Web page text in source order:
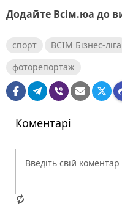
Додайте Всім.юа до
спорт ВСІМ Бізнес-ліга
фоторепортаж
Коментарі